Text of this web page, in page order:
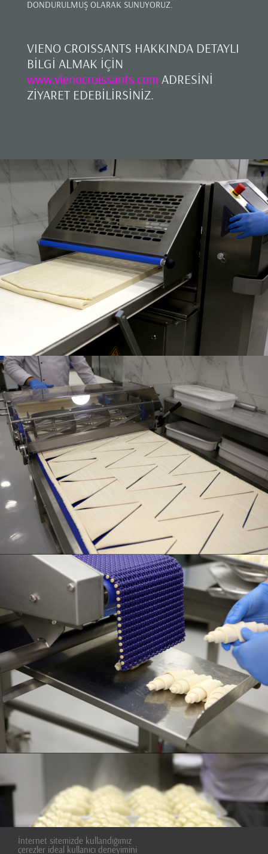
DONDURULMUŞ OLARAK SUNUYORUZ.
VIENO CROISSANTS HAKKINDA DETAYLI
BİLGİ ALMAK İÇİN
www.vienocroissants.com ADRESİNİ
ZİYARET EDEBİLİRSİNİZ.
İnternet sitemizde kullandığımız
çerezler ideal kullanıcı deneyimini